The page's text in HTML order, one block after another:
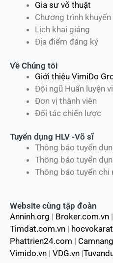
Gia sư võ thuật
Chương trình khuyến
Lịch khai giảng
Địa điểm đăng ký
Về Chúng tôi
Giới thiệu VimiDo
Đội ngũ Huấn luyện
Đơn vị thành viên
Đối tác chiến lược
Tuyển dụng HLV -Võ sĩ
Thông báo tuyển
Thông báo tuyển
Thông báo tuyển chi
Website cùng tập đoàn
Anninh.org | Broker.com.vn |
Timdat.com.vn |
Phattrien24.com |
Vimido.vn | VDG.vn |